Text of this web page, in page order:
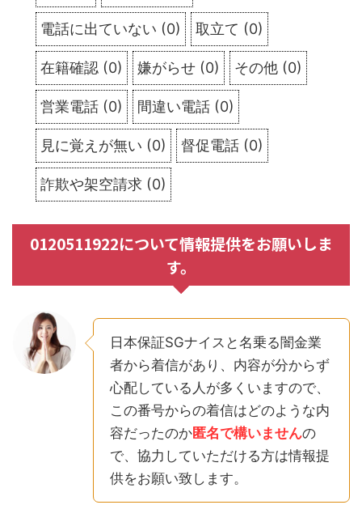
電話に出ていない (0) 取立て (0)
在籍確認 (0) 嫌がらせ (0) その他 (0)
営業電話 (0) 間違い電話 (0)
見に覚えが無い (0) 督促電話 (0)
詐欺や架空請求 (0)
0120511922について情報提供をお願いしま
す。
日本保証SGナイスと名乗る闇金業
者から着信があり、内容が分からず
心配している人が多くいますので、
この番号からの着信はどのような内
容だったのか匿名で構いませんの
で、協力していただける方は情報提
供をお願い致します。